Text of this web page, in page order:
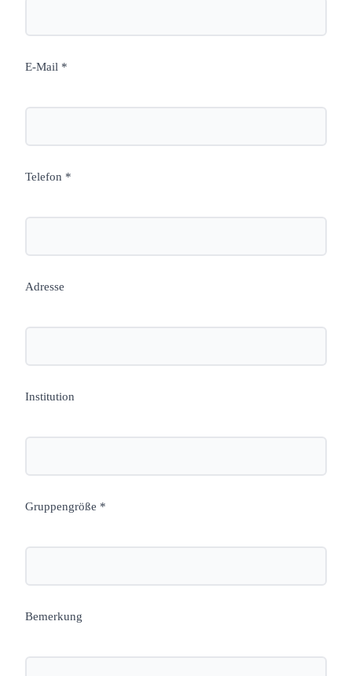
E-Mail *
Telefon *
Adresse
Institution
Gruppengröße *
Bemerkung